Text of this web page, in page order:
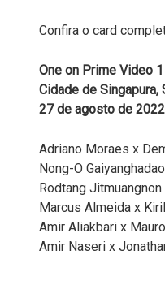
Confira o card
One on Prime Video 1
Cidade de Singapura,
27 de agosto de
Adriano Moraes x
Nong-O
Rodtang
Marcus Almeida x
Amir Aliakbari x
Amir Naseri x